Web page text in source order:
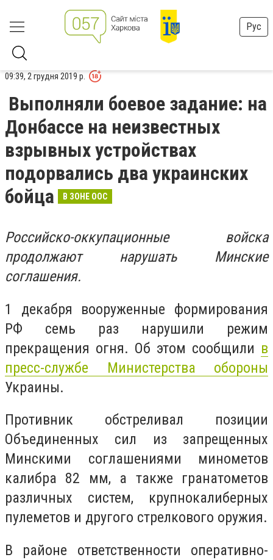
Рус
09:39, 2 грудня 2019 р.
Выполняли боевое задание: на
Донбассе на неизвестных
взрывных устройствах
подорвались два украинских
бойца
В ЗОНЕ ООС
Российско-оккупационные войска
продолжают нарушать Минские
соглашения.
1 декабря вооруженные формирования
РФ семь раз нарушили режим
прекращения огня. Об этом сообщили в
пресс-службе Министерства обороны
Украины.
Противник обстреливал позиции
Объединенных сил из запрещенных
Минскими соглашениями минометов
калибра 82 мм, а также гранатометов
различных систем, крупнокалиберных
пулеметов и другого стрелкового оружия.
В районе ответственности оперативно-